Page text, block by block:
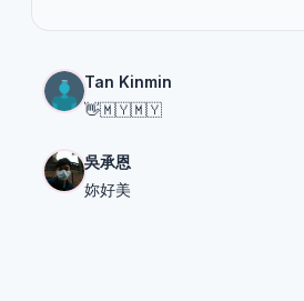
Tan Kinmin
👋🇲🇾🇲🇾
吳承恩
妳好美